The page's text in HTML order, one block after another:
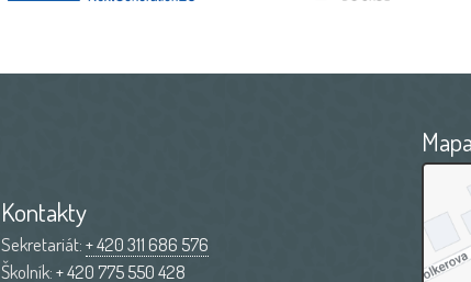
Kontakty
Sekretariát:+ 420 311 686 576
Školník:+ 420 775 550 428